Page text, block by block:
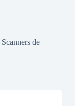
Scanners de